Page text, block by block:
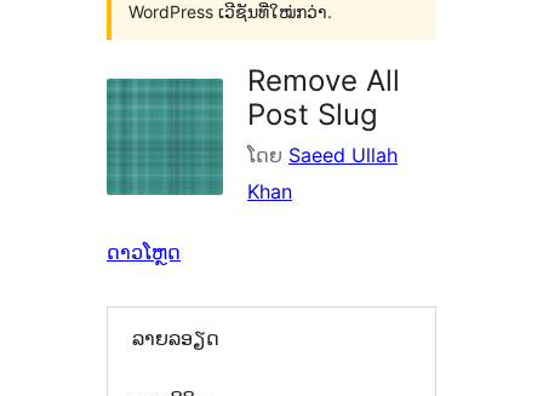
WordPress ເວີຊັນທີ່ໃໝ່ກວ່າ.
Remove All
Post Slug
ໂດຍ Saeed Ullah
Khan
ດາວໂຫຼດ
ລາຍລອຽດ